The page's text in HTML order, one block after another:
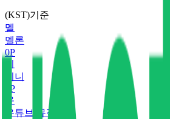
(KST)기준
멜
멜론
0P
지니
P
유
유튜브 뮤직